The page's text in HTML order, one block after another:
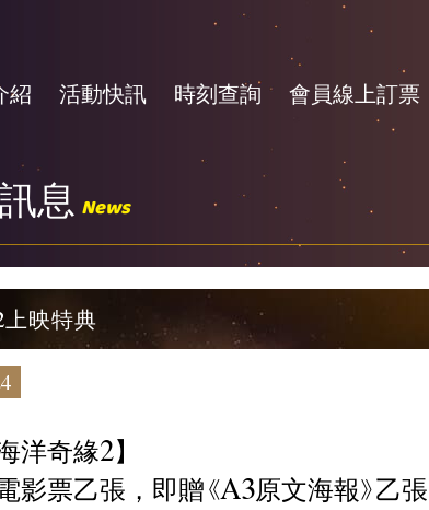
紹 活動快訊 時刻查詢 會員線上訂票
息 News
映特典
洋奇緣2】
影票乙張，即贈《A3原文海報》乙